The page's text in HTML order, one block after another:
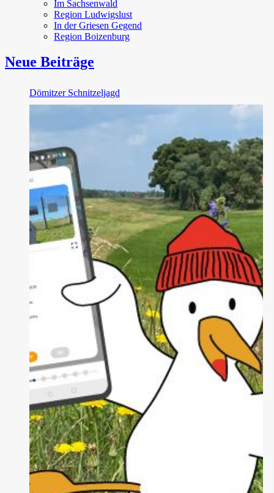
Im Sachsenwald
Region Ludwigslust
In der Griesen Gegend
Region Boizenburg
Neue Beiträge
Dömitzer Schnitzeljagd